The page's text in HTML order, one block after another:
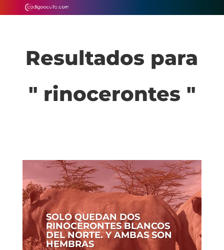
Resultados para
" rinocerontes "
SOLO QUEDAN DOS
RINOCERONTES BLANCOS
DEL NORTE. Y AMBAS SON
HEMBRAS